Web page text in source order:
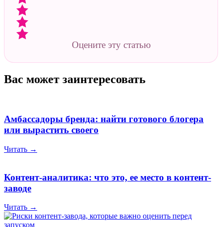
Оцените эту статью
Вас может заинтересовать
Амбассадоры бренда: найти готового блогера
или вырастить своего
Читать →
Контент-аналитика: что это, ее место в контент-
заводе
Читать →